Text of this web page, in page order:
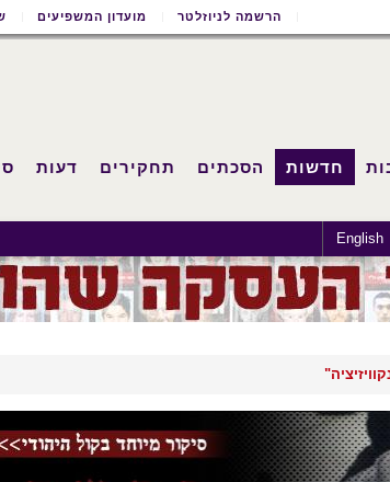
הרשמה לניוזלטר מועדון המשפיעים
חדשות
English
הסכתים תחקירים דעות